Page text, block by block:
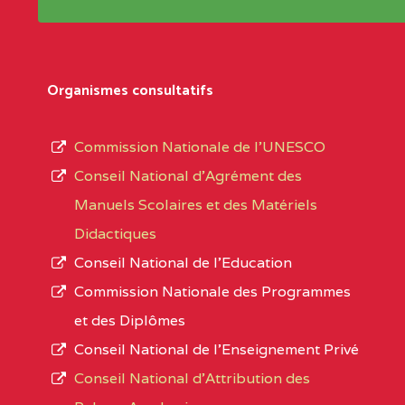
Noms
Localité
Région Noms
ADAMAOUA
INSTITUT POLYVALENT
PINTADES BP :
L’offre d’éducation del’Enseignement
d’immatriculation du mois de septembre
suit :
1950 établissements publics
895 CES dont 86 Bilingues
1055 Lycées dont 351 Bilingues
72 établissements avec section bilingue
Organismes consultatifs
Commission Nationale de l’UNESCO
Conseil National d’Agrément des
Manuels Scolaires et des Matériels
Didactiques
Conseil National de l’Education
Commission Nationale des Programmes
et des Diplômes
Conseil National de l’Enseignement Privé
Conseil National d'Attribution des